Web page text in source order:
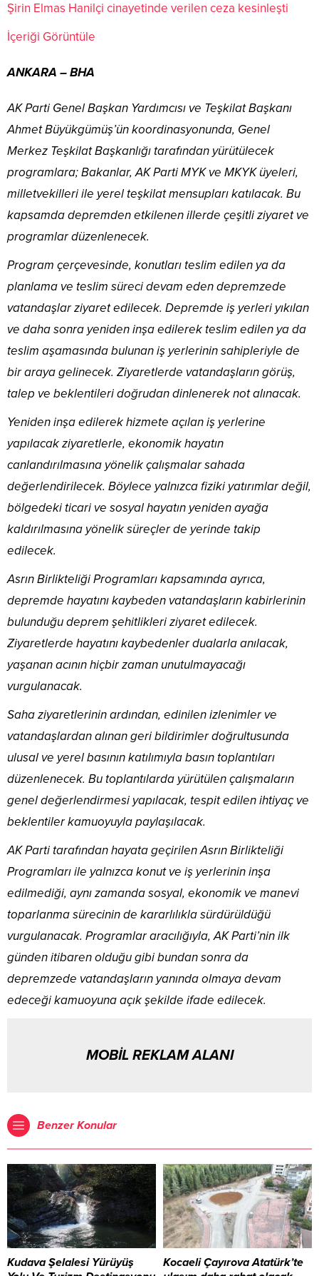
Şirin Elmas Hanilçi cinayetinde verilen ceza kesinleşti
İçeriği Görüntüle
ANKARA – BHA
AK Parti Genel Başkan Yardımcısı ve Teşkilat Başkanı
Ahmet Büyükgümüş’ün koordinasyonunda, Genel
Merkez Teşkilat Başkanlığı tarafından yürütülecek
programlara; Bakanlar, AK Parti MYK ve MKYK üyeleri,
milletvekilleri ile yerel teşkilat mensupları katılacak. Bu
kapsamda depremden etkilenen illerde çeşitli ziyaret ve
programlar düzenlenecek.
Program çerçevesinde, konutları teslim edilen ya da
planlama ve teslim süreci devam eden depremzede
vatandaşlar ziyaret edilecek. Depremde iş yerleri yıkılan
ve daha sonra yeniden inşa edilerek teslim edilen ya da
teslim aşamasında bulunan iş yerlerinin sahipleriyle de
bir araya gelinecek. Ziyaretlerde vatandaşların görüş,
talep ve beklentileri doğrudan dinlenerek not alınacak.
Yeniden inşa edilerek hizmete açılan iş yerlerine
yapılacak ziyaretlerle, ekonomik hayatın
canlandırılmasına yönelik çalışmalar sahada
değerlendirilecek. Böylece yalnızca fiziki yatırımlar değil,
bölgedeki ticari ve sosyal hayatın yeniden ayağa
kaldırılmasına yönelik süreçler de yerinde takip
edilecek.
Asrın Birlikteliği Programları kapsamında ayrıca,
depremde hayatını kaybeden vatandaşların kabirlerinin
bulunduğu deprem şehitlikleri ziyaret edilecek.
Ziyaretlerde hayatını kaybedenler dualarla anılacak,
yaşanan acının hiçbir zaman unutulmayacağı
vurgulanacak.
Saha ziyaretlerinin ardından, edinilen izlenimler ve
vatandaşlardan alınan geri bildirimler doğrultusunda
ulusal ve yerel basının katılımıyla basın toplantıları
düzenlenecek. Bu toplantılarda yürütülen çalışmaların
genel değerlendirmesi yapılacak, tespit edilen ihtiyaç ve
beklentiler kamuoyuyla paylaşılacak.
AK Parti tarafından hayata geçirilen Asrın Birlikteliği
Programları ile yalnızca konut ve iş yerlerinin inşa
edilmediği, aynı zamanda sosyal, ekonomik ve manevi
toparlanma sürecinin de kararlılıkla sürdürüldüğü
vurgulanacak. Programlar aracılığıyla, AK Parti’nin ilk
günden itibaren olduğu gibi bundan sonra da
depremzede vatandaşların yanında olmaya devam
edeceği kamuoyuna açık şekilde ifade edilecek.
MOBİL REKLAM ALANI
Benzer Konular
Kudava Şelalesi Yürüyüş
Kocaeli Çayırova Atatürk’te